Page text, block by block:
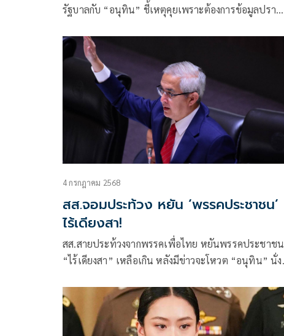
รัฐบาลกับ “อนุทิน” ชี้เหตุคุยเพราะต้องการข้อมูลปราบ
แค่สอง
4 กรกฎาคม 2568
สส.จอมประท้วง หยัน ‘พรรคประชาชน’
ไร้เดียงสา!
สส.สายประท้วงจากพรรคเพื่อไทย หยันพรรคประชาชน
“ไร้เดียงสา” เหลือเกิน หลังมีข่าวจะโหวต “อนุทิน” นั่ง